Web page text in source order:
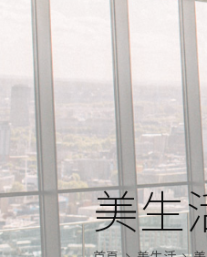
美生